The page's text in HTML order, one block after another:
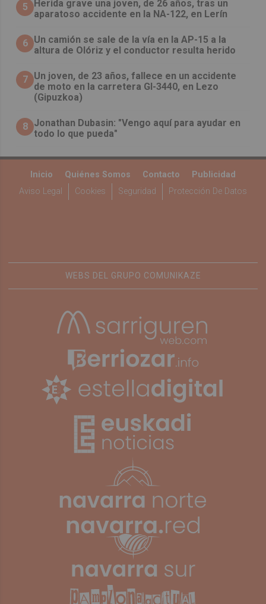
5
Herida grave una joven, de 26 años, tras un
aparatoso accidente en la NA-122, en Lerín
6 Un camión se sale de la vía en la AP-15 a la
altura de Olóriz y el conductor resulta herido
7 Un joven, de 23 años, fallece en un accidente
de moto en la carretera GI-3440, en Lezo
(Gipuzkoa)
8 Jonathan Dubasin: "Vengo aquí para ayudar en
todo lo que pueda"
Inicio Quiénes Somos Contacto
Publicidad
Aviso Legal
Cookies Seguridad Protección De Datos
WEBS DEL GRUPO COMUNIKAZE